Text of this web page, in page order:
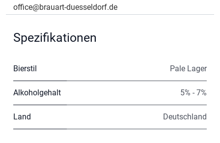
office@brauart-duesseldorf.de
Spezifikationen
Bierstil Pale Lager
Alkoholgehalt 5% - 7%
Land Deutschland